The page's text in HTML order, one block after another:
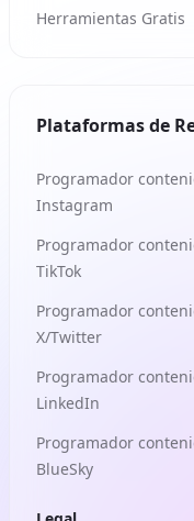
Herramientas Gratis
Plataformas de
Programador
Instagram
Programador
TikTok
Programador
X/Twitter
Programador
LinkedIn
Programador
BlueSky